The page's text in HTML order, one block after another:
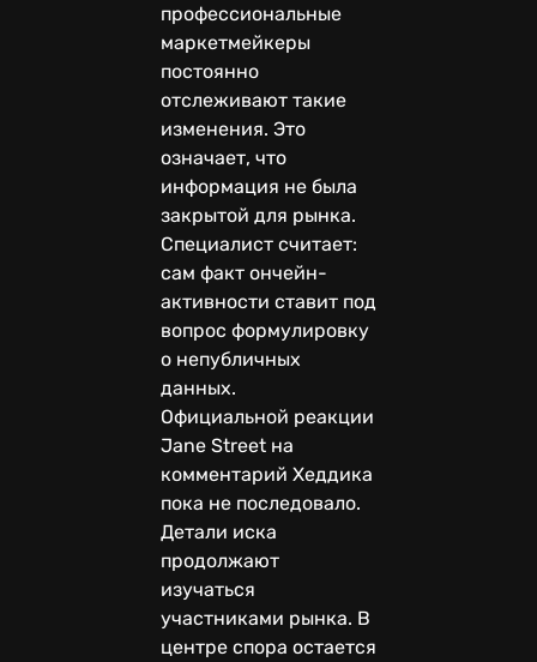
профессиональные
маркетмейкеры
постоянно
отслеживают такие
изменения. Это
означает, что
информация не была
закрытой для рынка.
Специалист считает:
сам факт ончейн-
активности ставит под
вопрос формулировку
о непубличных
данных.
Официальной реакции
Jane Street на
комментарий Хеддика
пока не последовало.
Детали иска
продолжают
изучаться
участниками рынка. В
центре спора остается